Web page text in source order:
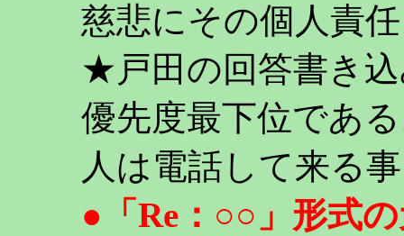
慈悲にその個人責
★戸田の回答書き
優先度最下位であ
人は電話して来る
●「Re：○○」形式